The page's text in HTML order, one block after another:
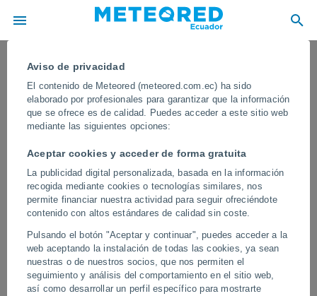
Aviso de privacidad
El contenido de Meteored (meteored.com.ec) ha sido
elaborado por profesionales para garantizar que la información
que se ofrece es de calidad. Puedes acceder a este sitio web
mediante las siguientes opciones:
Aceptar cookies y acceder de forma gratuita
La publicidad digital personalizada, basada en la información
recogida mediante cookies o tecnologías similares, nos
permite financiar nuestra actividad para seguir ofreciéndote
contenido con altos estándares de calidad sin coste.
Pulsando el botón "Aceptar y continuar", puedes acceder a la
web aceptando la instalación de todas las cookies, ya sean
nuestras o de nuestros socios, que nos permiten el
seguimiento y análisis del comportamiento en el sitio web,
así como desarrollar un perfil específico para mostrarte
¡Una gran nevada primaveral paraliza
Val d'Isère, Francia! En las últimas
horas ha caído más de un metro de
nieve